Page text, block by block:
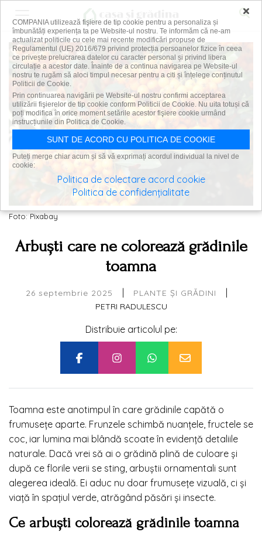
Foto: Pixabay
Arbuști care ne colorează grădinile
toamna
26 septembrie 2025 PLANTE ȘI GRĂDINI
PETRI RADULESCU
Distribuie articolul pe:
Toamna este anotimpul în care grădinile capătă o
frumusețe aparte. Frunzele schimbă nuanțele, fructele se
coc, iar lumina mai blândă scoate în evidență detaliile
naturale. Dacă vrei să ai o grădină plină de culoare și
după ce florile verii se sting, arbuștii ornamentali sunt
alegerea ideală. Ei aduc nu doar frumusețe vizuală, ci și
viață în spațiul verde, atrăgând păsări și insecte.
Ce arbuști colorează grădinile toamna
×
COMPANIA utilizează fişiere de tip cookie pentru a personaliza și
îmbunătăți experiența ta pe Website-ul nostru. Te informăm că ne-am
actualizat politicile cu cele mai recente modificări propuse de
Regulamentul (UE) 2016/679 privind protecția persoanelor fizice în ceea
ce privește prelucrarea datelor cu caracter personal și privind libera
circulație a acestor date. Înainte de a continua navigarea pe Website-ul
nostru te rugăm să aloci timpul necesar pentru a citi și înțelege conținutul
Politicii de Cookie.
Prin continuarea navigării pe Website-ul nostru confirmi acceptarea
utilizării fişierelor de tip cookie conform Politicii de Cookie. Nu uita totuși că
poți modifica în orice moment setările acestor fişiere cookie urmând
instrucțiunile din Politica de Cookie.
SUNT DE ACORD CU POLITICA DE COOKIE
Puteți merge chiar acum și să vă exprimați acordul individual la nivel de
cookie:
Politica de colectare acord cookie
Politica de confidențialitate